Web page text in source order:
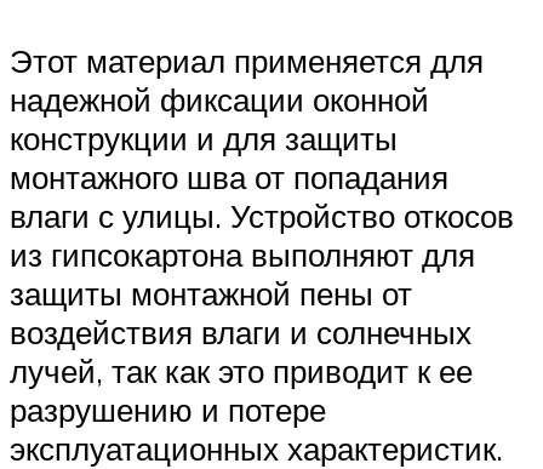
Этот материал применяется для
надежной фиксации оконной
конструкции и для защиты
монтажного шва от попадания
влаги с улицы. Устройство откосов
из гипсокартона выполняют для
защиты монтажной пены от
воздействия влаги и солнечных
лучей, так как это приводит к ее
разрушению и потере
эксплуатационных характеристик.